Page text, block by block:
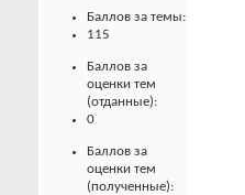
Баллов за темы:
115
Баллов за
оценки тем
(отданные):
0
Баллов за
оценки тем
(полученные):